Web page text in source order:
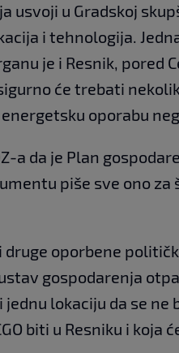
usvoji u Gradskoj
i tehnologija.
je i Resnik, pored
će trebati
oporabu
a da je Plan
piše sve ono
druge oporbene
gospodarenja
lokaciju da se ne
biti u Resniku i koja